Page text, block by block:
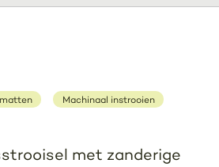
Machinaal instrooien
met zanderige